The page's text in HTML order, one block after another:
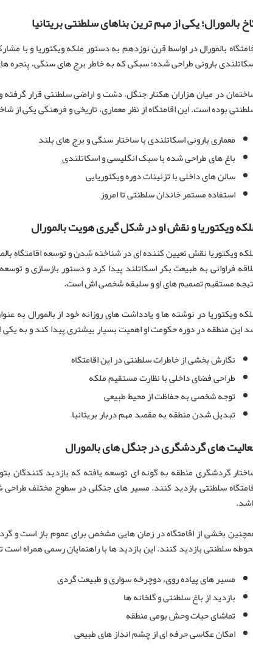
بالمورال؛ یکی از مهم ترین بناهای سلطنتی بریتانیا
بالمورال در اواسط قرن نوزدهم به دستور ملکه ویکتوریا و با
بارونی طراحی شده؛ سبکی که به خاطر برج های سنگی، پنجره
در میان هزاران هکتار جنگل، دشت و اراضی سلطنتی قرار گرفته
بوده است. این اقامتگاه از نظر معماری، تاریخی و فرهنگی یکی از
معماری بارونی اسکاتلندی با ساختار سنگی و برج های بلند
باغ های طراحی شده با سبک انگلیسی و اسکاتلندی
سالن های داخلی با تزئینات دوره ویکتوریایی
استفاده مستمر خاندان سلطنتی تا امروز
ویکتوریا و نقش او در شکل گیری هویت بالمورال
ویکتوریا نقش تعیین کننده ای در شناخته شدن و توسعه اقامتگاه
فراوانی به طبیعت بکر اسکاتلند پیدا کرد و دستور بازسازی و
مستقیم تصمیم های او و سلیقه شخصی اش است.
ویکتوریا در نوشته ها و یادداشت های روزانه خود از بالمورال
این منطقه در دوره حکومت او اهمیت بسیار بیشتری پیدا کند و به یکی
نگارش بخشی از خاطرات سلطنتی در این اقامتگاه
طراحی فضای داخلی با نظارت مستقیم ملکه
توجه شخصی به حفاظت از محیط طبیعی
تبدیل شدن منطقه به مقصد مهم دربار بریتانیا
های گردشگری در جنگل های بالمورال
گردشگری منطقه به گونه ای توسعه یافته که بازدید
سلطنتی بازدید کنند. مسیر های جنگلی در سطوح مختلف طراحی
بخشی از اقامتگاه در زمان هایی مشخص برای عموم باز است و
سلطنتی بازدید کنند. این بازدید ها با راهنمایان رسمی همراه است
مسیر های پیاده روی، دوچرخه سواری و طبیعت گردی
بازدید از باغ سلطنتی و گلخانه ها
تماشای حیات وحش بومی منطقه
امکان عکاسی حرفه ای از چشم انداز های طبیعی